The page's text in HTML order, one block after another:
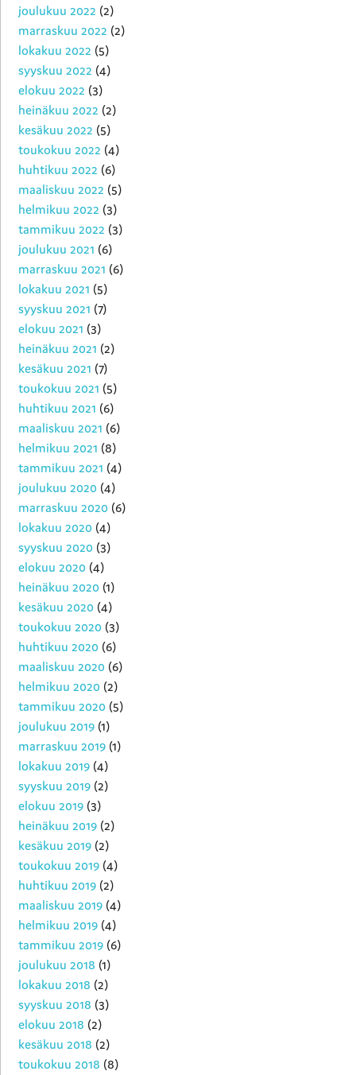
joulukuu 2022 (2)
marraskuu 2022 (2)
lokakuu 2022 (5)
syyskuu 2022 (4)
elokuu 2022 (3)
heinäkuu 2022 (2)
kesäkuu 2022 (5)
toukokuu 2022 (4)
huhtikuu 2022 (6)
maaliskuu 2022 (5)
helmikuu 2022 (3)
tammikuu 2022 (3)
joulukuu 2021 (6)
marraskuu 2021 (6)
lokakuu 2021 (5)
syyskuu 2021 (7)
elokuu 2021 (3)
heinäkuu 2021 (2)
kesäkuu 2021 (7)
toukokuu 2021 (5)
huhtikuu 2021 (6)
maaliskuu 2021 (6)
helmikuu 2021 (8)
tammikuu 2021 (4)
joulukuu 2020 (4)
marraskuu 2020 (6)
lokakuu 2020 (4)
syyskuu 2020 (3)
elokuu 2020 (4)
heinäkuu 2020 (1)
kesäkuu 2020 (4)
toukokuu 2020 (3)
huhtikuu 2020 (6)
maaliskuu 2020 (6)
helmikuu 2020 (2)
tammikuu 2020 (5)
joulukuu 2019 (1)
marraskuu 2019 (1)
lokakuu 2019 (4)
syyskuu 2019 (2)
elokuu 2019 (3)
heinäkuu 2019 (2)
kesäkuu 2019 (2)
toukokuu 2019 (4)
huhtikuu 2019 (2)
maaliskuu 2019 (4)
helmikuu 2019 (4)
tammikuu 2019 (6)
joulukuu 2018 (1)
lokakuu 2018 (2)
syyskuu 2018 (3)
elokuu 2018 (2)
kesäkuu 2018 (2)
toukokuu 2018 (8)